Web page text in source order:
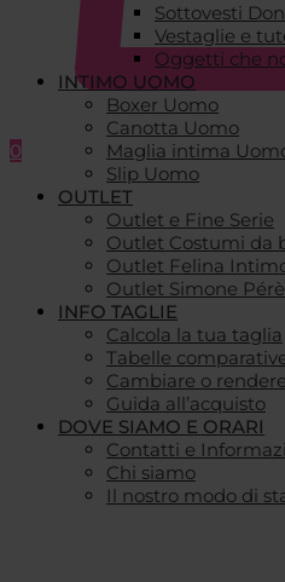
0
Sottovesti
Vestaglie e
Oggetti che
INTIMO UOMO
Boxer Uomo
Canotta Uomo
Maglia intima
Slip Uomo
OUTLET
Outlet e Fine Serie
Outlet Costumi da
Outlet Felina
Outlet Simone
INFO TAGLIE
Calcola la tua taglia
Tabelle
Cambiare o
Guida all’acquisto
DOVE SIAMO E ORARI
Contatti e
Chi siamo
Il nostro modo di